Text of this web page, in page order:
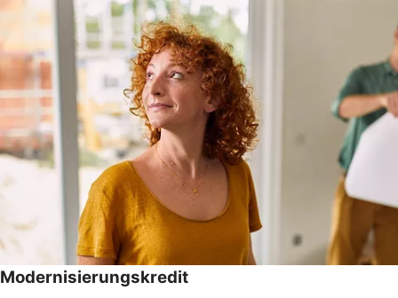
Modernisierungskredit